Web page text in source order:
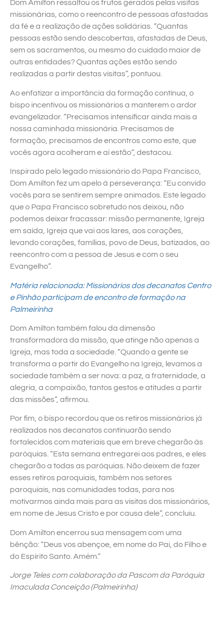
Dom Amilton ressaltou os frutos gerados pelas visitas
missionárias, como o reencontro de pessoas afastadas
da fé e a realização de ações solidárias. “Quantas
pessoas estão sendo descobertas, afastadas de Deus,
sem os sacramentos, ou mesmo do cuidado maior de
outras entidades? Quantas ações estão sendo
realizadas a partir destas visitas”, pontuou.
Ao enfatizar a importância da formação contínua, o
bispo incentivou os missionários a manterem o ardor
evangelizador. “Precisamos intensificar ainda mais a
nossa caminhada missionária. Precisamos de
formação, precisamos de encontros como este, que
vocês agora acolheram e aí estão”, destacou.
Inspirado pelo legado missionário do Papa Francisco,
Dom Amilton fez um apelo à perseverança: “Eu convido
vocês para se sentirem sempre animados. Este legado
que o Papa Francisco sobretudo nos deixou, não
podemos deixar fracassar: missão permanente, Igreja
em saída, Igreja que vai aos lares, aos corações,
levando corações, famílias, povo de Deus, batizados, ao
reencontro com a pessoa de Jesus e com o seu
Evangelho”.
Matéria relacionada: Missionários dos decanatos Centro
e Pinhão participam de encontro de formação na
Palmeirinha
Dom Amilton também falou da dimensão
transformadora da missão, que atinge não apenas a
Igreja, mas toda a sociedade. “Quando a gente se
transforma a partir do Evangelho na Igreja, levamos a
sociedade também a ser nova: a paz, a fraternidade, a
alegria, a compaixão, tantos gestos e atitudes a partir
das missões”, afirmou.
Por fim, o bispo recordou que os retiros missionários já
realizados nos decanatos continuarão sendo
fortalecidos com materiais que em breve chegarão às
paróquias. “Esta semana entregarei aos padres, e eles
chegarão a todas as paróquias. Não deixem de fazer
esses retiros paroquiais, também nos setores
paroquiais, nas comunidades todas, para nos
motivarmos ainda mais para as visitas dos missionários,
em nome de Jesus Cristo e por causa dele”, concluiu.
Dom Amilton encerrou sua mensagem com uma
bênção: “Deus vos abençoe, em nome do Pai, do Filho e
do Espírito Santo. Amém.”
Jorge Teles com colaboração da Pascom da Paróquia
Imaculada Conceição (Palmeirinha)